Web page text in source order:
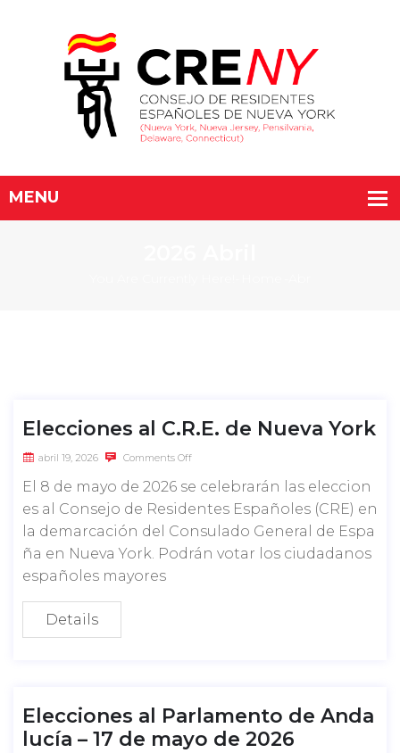
Elecciones al C.R.E. de Nueva York
abril 19, 2026 Comments Off
El 8 de mayo de 2026 se celebrarán las eleccion
es al Consejo de Residentes Españoles (CRE) en
la demarcación del Consulado General de Espa
ña en Nueva York. Podrán votar los ciudadanos
españoles mayores
Details
Elecciones al Parlamento de Anda
lucía – 17 de mayo de 2026